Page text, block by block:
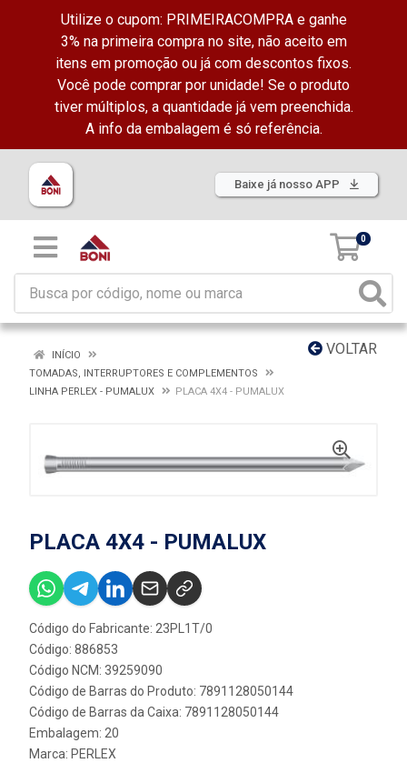
Utilize o cupom: PRIMEIRACOMPRA e ganhe
3% na primeira compra no site, não aceito em
itens em promoção ou já com descontos fixos.
Você pode comprar por unidade! Se o produto
tiver múltiplos, a quantidade já vem preenchida.
A info da embalagem é só referência.
Baixe já nosso APP
0
VOLTAR
INÍCIO
TOMADAS, INTERRUPTORES E COMPLEMENTOS
LINHA PERLEX - PUMALUX
PLACA 4X4 - PUMALUX
PLACA 4X4 - PUMALUX
Código do Fabricante: 23PL1T/0
Código: 886853
Código NCM: 39259090
Código de Barras do Produto: 7891128050144
Código de Barras da Caixa: 7891128050144
Embalagem: 20
Marca: PERLEX